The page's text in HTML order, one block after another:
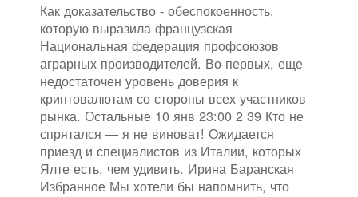
Как доказательство - обеспокоенность,
которую выразила французская
Национальная федерация профсоюзов
аграрных производителей. Во-первых, еще
недостаточен уровень доверия к
криптовалютам со стороны всех участников
рынка. Остальные 10 янв 23:00 2 39 Кто не
спрятался — я не виноват! Ожидается
приезд и специалистов из Италии, которых
Ялте есть, чем удивить. Ирина Баранская
Избранное Мы хотели бы напомнить, что